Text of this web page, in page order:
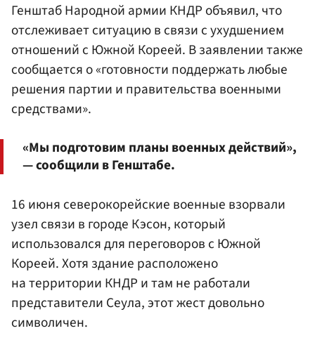
Генштаб Народной армии КНДР объявил, что
отслеживает ситуацию в связи с ухудшением
отношений с Южной Кореей. В заявлении также
сообщается о «готовности поддержать любые
решения партии и правительства военными
средствами».
«Мы подготовим планы военных действий»,
— сообщили в Генштабе.
16 июня северокорейские военные взорвали
узел связи в городе Кэсон, который
использовался для переговоров с Южной
Кореей. Хотя здание расположено
на территории КНДР и там не работали
представители Сеула, этот жест довольно
символичен.